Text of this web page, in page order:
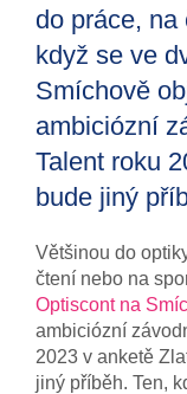
do práce,
když se ve
Smíchově
ambiciózní
Talent roku
bude jiný
Většinou do
čtení nebo na
Optiscont na
ambiciózní
2023 v anketě
jiný příběh. Ten,